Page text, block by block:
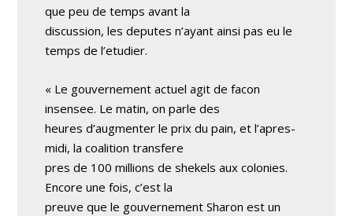
que peu de temps avant la
discussion, les deputes n’ayant ainsi pas eu le
temps de l’etudier.
« Le gouvernement actuel agit de facon
insensee. Le matin, on parle des
heures d’augmenter le prix du pain, et l’apres-
midi, la coalition transfere
pres de 100 millions de shekels aux colonies.
Encore une fois, c’est la
preuve que le gouvernement Sharon est un